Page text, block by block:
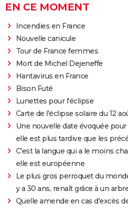
EN CE MOMENT
Incendies en France
Nouvelle canicule
Tour de France femmes
Mort de Michel Dejeneffe
Hantavirus en France
Bison Futé
Lunettes pour l'éclipse
Carte de l'éclipse solaire du 12
Une nouvelle date évoquée pour
elle est plus tardive que les
C'est la langue qui a le moins
elle est européenne
Le plus gros perroquet du
y a 30 ans, renaît grâce à un
Quelle amende en cas d'excès